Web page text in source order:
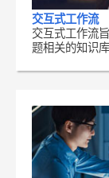
交互式工作流
交互式工作流
题相关的知识库